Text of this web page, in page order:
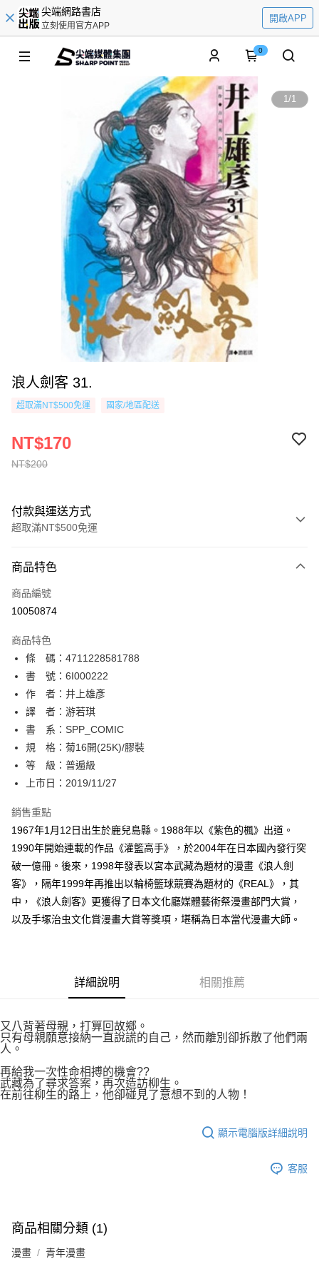
尖端網路書店
立刻使用官方APP
開啟APP
0
1/1
浪人劍客 31.
超取滿NT$500免運 國家/地區配送
NT$200
NT$170
付款與運送方式
超取滿NT$500免運
信用卡一次付款
超商取貨付款
相關說明
【關於「AFTEE先享後付」】
AFTEE先享後付是「在收到商品之後才付款」的支付方式。 讓您購物簡單
便利好安心！
１．簡單：不需註冊會員、不需綁卡、不需儲值。
２．便利：只要手機號碼，簡訊認證，即可結帳。
３．安心：先確認商品／服務後，再付款。
【「AFTEE先享後付」結帳流程】
１．於結帳方式選擇「AFTEE先享後付」後，將跳轉至「AFTEE先享後付」
結帳頁面，進行簡訊認證並確認金額後，即可完成結帳。
２．訂單成立數日內，您將收到繳費通知簡訊。
ATM／網路銀行／等多元方式進行付款，方視為交易完成。
※ 請注意：結帳手續完成當下不需立刻繳費，但若您需要取消訂單，請聯絡
購買商品的店家。未經商家同意取消之訂單仍視為有效，需透過AFTEE先享
後付繳納相關費用。
※ 交易是否成功請以「AFTEE先享後付 」之結帳頁面顯示為準，若有關於
是否繳費成功／繳費後需取消欲退款等相關疑問，請聯繫「AFTEE先享後付
【注意事項】
https://aftee.tw/terms/#terms3
３．未成年的使用者請事先徵得法定代理人或監護人之同意方可使用
任。
４．使用「AFTEE先享後付」時，將依據個別帳號之用戶狀況，依本公司即
時審查核予不同之上限額度；若仍有額度不足之情形，本公司將視審查結果
５．嚴禁一人註冊多個帳號或使用他人資訊註冊。若發現惡意使用之情形，
恩沛科技股份有限公司將有權停止該用戶之使用額度並採取法律行動。
ATM付款
運送方式
全家取貨付款
每筆NT$80，滿NT$500(含以上)免運費
付款後全家取貨
每筆NT$80，滿NT$500(含以上)免運費
付款後萊爾富取貨
每筆NT$80，滿NT$500(含以上)免運費
7-11取貨付款
每筆NT$80，滿NT$500(含以上)免運費
每筆NT$100，滿NT$800(含以上)免運費
國家/地區配送
商品特色
商品編號
10050874
商品特色
條 碼：4711228581788
書 號：6I000222
作 者：井上雄彥
譯 者：游若琪
書 系：SPP_COMIC
規 格：菊16開(25K)/膠裝
等 級：普遍級
上市日：2019/11/27
銷售重點
1967年1月12日出生於鹿兒島縣。1988年以《紫色的楓》出道。
1990年開始連載的作品《灌籃高手》，於2004年在日本國內發行突
破一億冊。後來，1998年發表以宮本武藏為題材的漫畫《浪人劍
客》，隔年1999年再推出以輪椅籃球競賽為題材的《REAL》，其
中，《浪人劍客》更獲得了日本文化廳媒體藝術祭漫畫部門大賞，
以及手塚治虫文化賞漫畫大賞等獎項，堪稱為日本當代漫畫大師。
詳細說明 相關推薦
又八背著母親，打算回故鄉。
只有母親願意接納一直說謊的自己，然而離別卻拆散了他們兩
人。
再給我一次性命相搏的機會??
武藏為了尋求答案，再次造訪柳生。
在前往柳生的路上，他卻碰見了意想不到的人物！
顯示電腦版詳細說明
客服
商品相關分類 (1)
漫畫 青年漫畫